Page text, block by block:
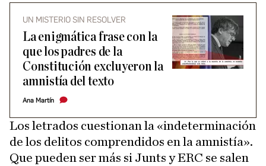
UN MISTERIO SIN RESOLVER
La enigmática frase con la
que los padres de la
Constitución excluyeron la
amnistía del texto
Ana Martín
Los letrados cuestionan la «indeterminación
de los delitos comprendidos en la amnistía».
Que pueden ser más si Junts y ERC se salen